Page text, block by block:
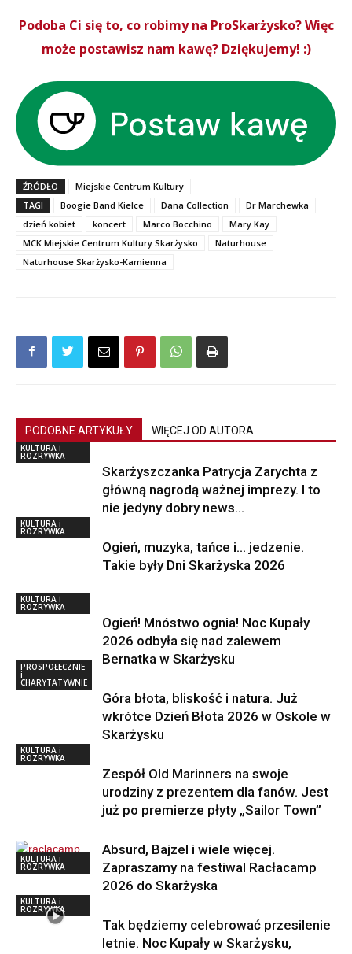
Podoba Ci się to, co robimy na ProSkarżysko? Więc
może postawisz nam kawę? Dziękujemy! :)
ŹRÓDŁO
Miejskie Centrum Kultury
TAGI
Boogie Band Kielce Dana Collection
Dr Marchewka
dzień kobiet
koncert Marco Bocchino
Mary Kay
MCK Miejskie Centrum Kultury Skarżysko
Naturhouse
Naturhouse Skarżysko-Kamienna
PODOBNE ARTYKUŁY WIĘCEJ OD AUTORA
KULTURA i
ROZRYWKA
Skarżyszczanka Patrycja Zarychta z
główną nagrodą ważnej imprezy. I to
nie jedyny dobry news…
KULTURA i
ROZRYWKA
Ogień, muzyka, tańce i… jedzenie.
Takie były Dni Skarżyska 2026
KULTURA i
ROZRYWKA
Ogień! Mnóstwo ognia! Noc Kupały
2026 odbyła się nad zalewem
Bernatka w Skarżysku
PROSPOŁECZNIE
i
CHARYTATYWNIE
Góra błota, bliskość i natura. Już
wkrótce Dzień Błota 2026 w Oskole w
Skarżysku
KULTURA i
ROZRYWKA
Zespół Old Marinners na swoje
urodziny z prezentem dla fanów. Jest
już po premierze płyty „Sailor Town”
KULTURA i
ROZRYWKA
Absurd, Bajzel i wiele więcej.
Zapraszamy na festiwal Racłacamp
2026 do Skarżyska
KULTURA i
ROZRYWKA
Tak będziemy celebrować przesilenie
letnie. Noc Kupały w Skarżysku,